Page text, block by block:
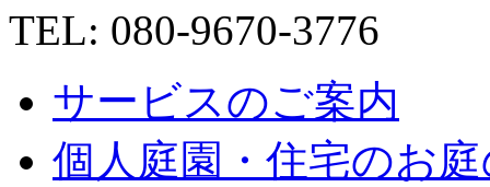
TEL: 080-9670-3776
サービスのご案内
個人庭園・住宅のお